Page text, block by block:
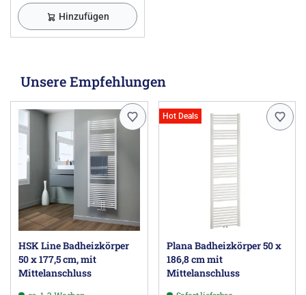
Hinzufügen
Unsere Empfehlungen
HSK Line Badheizkörper
50 x 177,5 cm, mit
Mittelanschluss
Hot Deals
Plana Badheizkörper 50 x
186,8 cm mit
Mittelanschluss